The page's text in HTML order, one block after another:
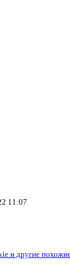
11:07
и другие